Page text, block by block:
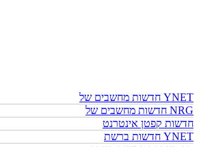
חדשות מחשבים של YNET
חדשות מחשבים של NRG
חדשות קפטן אינטרנט
חדשות ברשת YNET